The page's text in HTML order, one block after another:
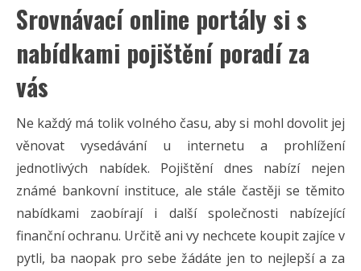
Srovnávací online portály si s
nabídkami pojištění poradí za
vás
Ne každý má tolik volného času, aby si mohl dovolit jej
věnovat vysedávání u internetu a prohlížení
jednotlivých nabídek. Pojištění dnes nabízí nejen
známé bankovní instituce, ale stále častěji se těmito
nabídkami zaobírají i další společnosti nabízející
finanční ochranu. Určitě ani vy nechcete koupit zajíce v
pytli, ba naopak pro sebe žádáte jen to nejlepší a za